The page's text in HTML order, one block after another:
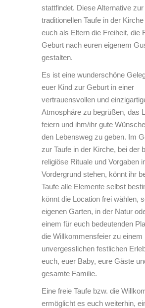
stattfindet. Diese Alternative zur
traditionellen Taufe in der
euch als Eltern die Freiheit, die
Geburt nach euren eigenem
gestalten.
Es ist eine wunderschöne
euer Kind zur Geburt in einer
vertrauensvollen und
Atmosphäre zu begrüßen, das
feiern und ihm/ihr gute
den Lebensweg zu geben. Im
zur Taufe in der Kirche, bei der
religiöse Rituale und Vorgaben
Vordergrund stehen, könnt ihr
Taufe alle Elemente selbst
könnt die Location frei wählen,
eigenen Garten, in der Natur
einem für euch bedeutenden
die Willkommensfeier zu einem
unvergesslichen festlichen
euch, euer Baby, eure Gäste
gesamte Familie.
Eine freie Taufe bzw. die
ermöglicht es euch weiterhin,